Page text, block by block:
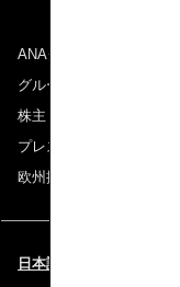
ANAグループについて
グループ企業一覧
株主・投資家情報
プレスリリース
欧州採用情報
日本語 | France (都市と